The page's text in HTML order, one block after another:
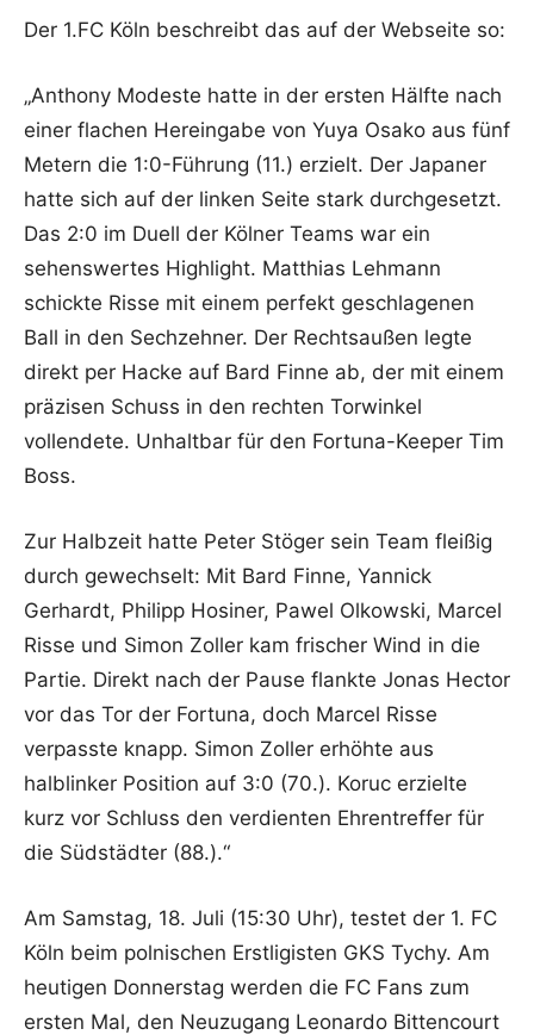
Der 1.FC Köln beschreibt das auf der Webseite so:
„Anthony Modeste hatte in der ersten Hälfte nach
einer flachen Hereingabe von Yuya Osako aus fünf
Metern die 1:0-Führung (11.) erzielt. Der Japaner
hatte sich auf der linken Seite stark durchgesetzt.
Das 2:0 im Duell der Kölner Teams war ein
sehenswertes Highlight. Matthias Lehmann
schickte Risse mit einem perfekt geschlagenen
Ball in den Sechzehner. Der Rechtsaußen legte
direkt per Hacke auf Bard Finne ab, der mit einem
präzisen Schuss in den rechten Torwinkel
vollendete. Unhaltbar für den Fortuna-Keeper Tim
Boss.
Zur Halbzeit hatte Peter Stöger sein Team fleißig
durch gewechselt: Mit Bard Finne, Yannick
Gerhardt, Philipp Hosiner, Pawel Olkowski, Marcel
Risse und Simon Zoller kam frischer Wind in die
Partie. Direkt nach der Pause flankte Jonas Hector
vor das Tor der Fortuna, doch Marcel Risse
verpasste knapp. Simon Zoller erhöhte aus
halblinker Position auf 3:0 (70.). Koruc erzielte
kurz vor Schluss den verdienten Ehrentreffer für
die Südstädter (88.).“
Am Samstag, 18. Juli (15:30 Uhr), testet der 1. FC
Köln beim polnischen Erstligisten GKS Tychy. Am
heutigen Donnerstag werden die FC Fans zum
ersten Mal, den Neuzugang Leonardo Bittencourt